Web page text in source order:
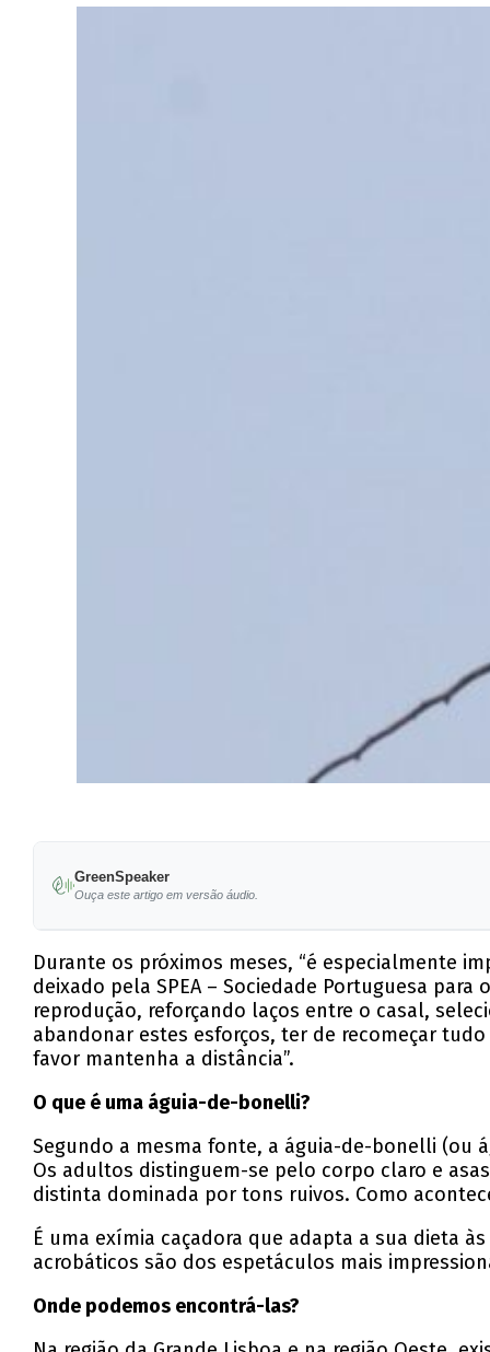
GreenSpeaker
Ouça este artigo em versão áudio.
Durante os próximos meses, “é especialmente
deixado pelaSPEA – Sociedade Portuguesa
reprodução, reforçando laços entre o casal,
abandonar estes esforços, ter de recomeçar
favor mantenha a distância”.
O que é uma águia-de-bonelli?
Segundo a mesma fonte, a águia-de-bonelli (ou
Os adultos distinguem-se pelo corpo claro e
distinta dominada por tons ruivos. Como
É uma exímia caçadora que adapta a sua dieta
acrobáticos são dos espetáculos mais
Onde podemos encontrá-las?